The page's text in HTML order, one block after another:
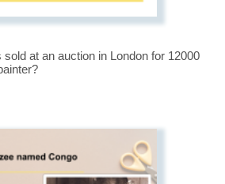
sold at an auction in London for 12000